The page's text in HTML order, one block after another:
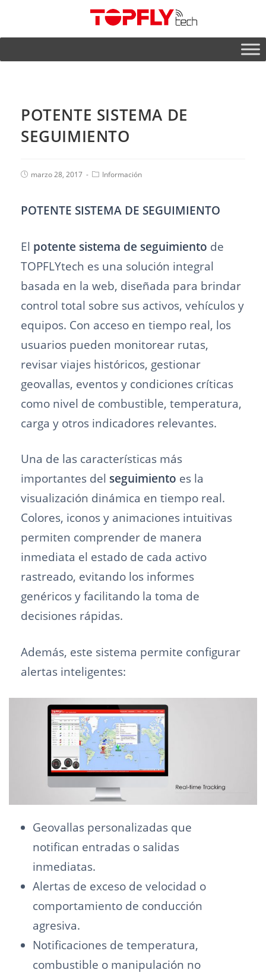
POTENTE SISTEMA DE
SEGUIMIENTO
marzo 28, 2017 Información
POTENTE SISTEMA DE SEGUIMIENTO
El potente sistema de seguimiento de
TOPFLYtech es una solución integral
basada en la web, diseñada para brindar
control total sobre sus activos, vehículos y
equipos. Con acceso en tiempo real, los
usuarios pueden monitorear rutas,
revisar viajes históricos, gestionar
geovallas, eventos y condiciones críticas
como nivel de combustible, temperatura,
carga y otros indicadores relevantes.
Una de las características más
importantes del seguimiento es la
visualización dinámica en tiempo real.
Colores, iconos y animaciones intuitivas
permiten comprender de manera
inmediata el estado de cada activo
rastreado, evitando los informes
genéricos y facilitando la toma de
decisiones rápidas.
Además, este sistema permite configurar
alertas inteligentes:
Geovallas personalizadas que
notifican entradas o salidas
inmediatas.
Alertas de exceso de velocidad o
comportamiento de conducción
agresiva.
Notificaciones de temperatura,
combustible o manipulación no